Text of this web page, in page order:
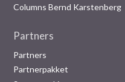
Columns Bernd Karstenberg
Partners
Partners
Partnerpakket